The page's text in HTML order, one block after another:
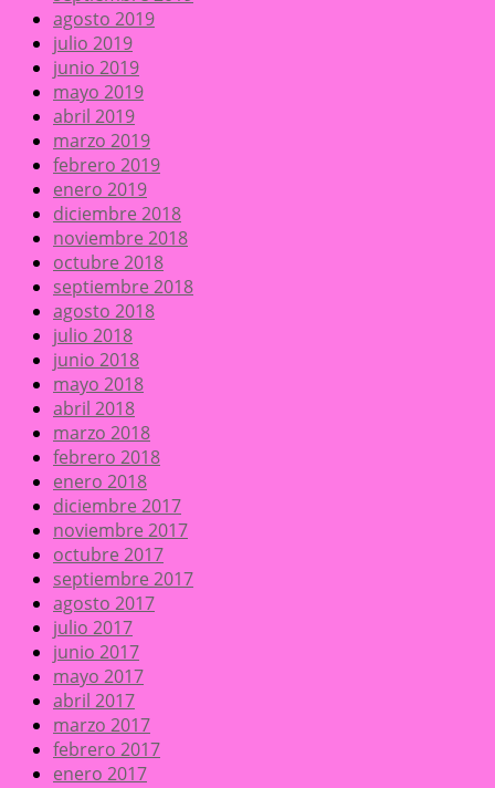
agosto 2019
julio 2019
junio 2019
mayo 2019
abril 2019
marzo 2019
febrero 2019
enero 2019
diciembre 2018
noviembre 2018
octubre 2018
septiembre 2018
agosto 2018
julio 2018
junio 2018
mayo 2018
abril 2018
marzo 2018
febrero 2018
enero 2018
diciembre 2017
noviembre 2017
octubre 2017
septiembre 2017
agosto 2017
julio 2017
junio 2017
mayo 2017
abril 2017
marzo 2017
febrero 2017
enero 2017